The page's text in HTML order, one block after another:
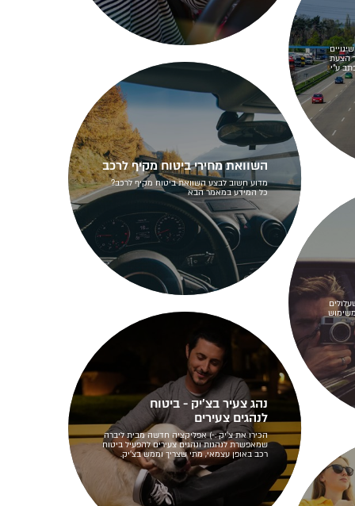
הצעת
17/08/2023 | נכתב ע"י
השוואת מחירי ביטוח מקיף לרכב
מדוע חשוב לבצע השוואת ביטוח מקיף לרכב?
כל המידע במאמר הבא
נהג צעיר בצ'יק - ביטוח
לנהגים צעירים
הכירו את צ'יק :-) אפליקציה חדשה מבית ליברה
שמאפשרת לנהגות ונהגים צעירים להפעיל ביטוח
רכב באופן עצמאי, מתי שצריך וממש בצ'יק.